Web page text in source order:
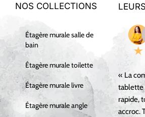
NOS COLLECTIONS
Étagère murale salle de
bain
Étagère murale toilette
Étagère murale livre
Étagère murale angle
« La
tablette
rapide,
accroc.